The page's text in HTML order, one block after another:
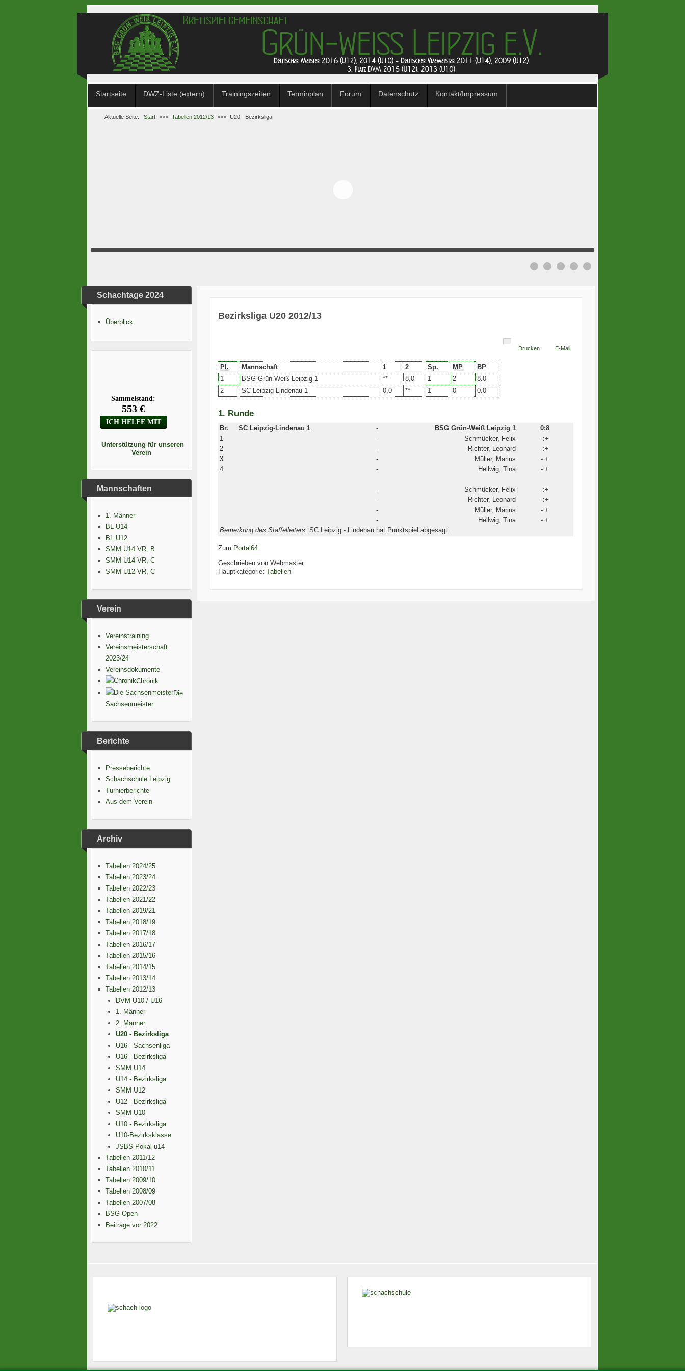
Startseite DWZ-Liste (extern) Trainingszeiten Terminplan Forum Datenschutz Kontakt/Impressum
Aktuelle Seite: Start >>> Tabellen 2012/13 >>> U20 - Bezirksliga
Schachtage 2024
Überblick
Unterstützung für unseren
Verein
Mannschaften
1. Männer
BL U14
BL U12
SMM U14 VR, B
SMM U14 VR, C
SMM U12 VR, C
Verein
Vereinstraining
Vereinsmeisterschaft
2023/24
Vereinsdokumente
Chronik
Die
Sachsenmeister
Berichte
Presseberichte
Schachschule Leipzig
Turnierberichte
Aus dem Verein
Archiv
Tabellen 2024/25
Tabellen 2023/24
Tabellen 2022/23
Tabellen 2021/22
Tabellen 2019/21
Tabellen 2018/19
Tabellen 2017/18
Tabellen 2016/17
Tabellen 2015/16
Tabellen 2014/15
Tabellen 2013/14
Tabellen 2012/13
DVM U10 / U16
1. Männer
2. Männer
U20 - Bezirksliga
U16 - Sachsenliga
U16 - Bezirksliga
SMM U14
U14 - Bezirksliga
SMM U12
U12 - Bezirksliga
SMM U10
U10 - Bezirksliga
U10-Bezirksklasse
JSBS-Pokal u14
Tabellen 2011/12
Tabellen 2010/11
Tabellen 2009/10
Tabellen 2008/09
Tabellen 2007/08
BSG-Open
Beiträge vor 2022
Bezirksliga U20 2012/13
Drucken E-Mail
Pl. Mannschaft 1 2 Sp. MP
BP
1
BSG Grün-Weiß Leipzig 1 ** 8,0 1 2
8.0
2
SC Leipzig-Lindenau 1 0,0 ** 1 0 0.0
1. Runde
Br. SC Leipzig-Lindenau 1 - BSG Grün-Weiß Leipzig 1
0:8
1
- Schmücker, Felix
-:+
2
- Richter, Leonard
-:+
3
- Müller, Marius
-:+
4
- Hellwig, Tina -:+
- Schmücker, Felix
-:+
-
Richter, Leonard
-:+
-
Müller, Marius
-:+
-
Hellwig, Tina
-:+
Bemerkung des Staffelleiters: SC Leipzig - Lindenau hat Punktspiel abgesagt.
Zum Portal64
Geschrieben von Webmaster
Hauptkategorie: Tabellen